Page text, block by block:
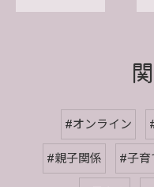
#オンライン
#親子関係 #子育